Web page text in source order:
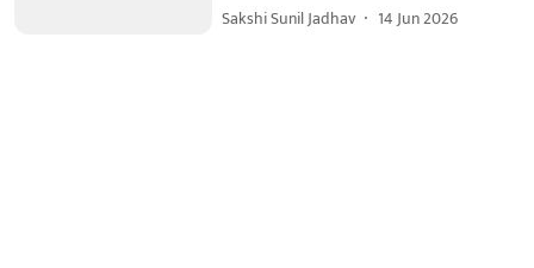
Sakshi Sunil Jadhav 14 Jun 2026